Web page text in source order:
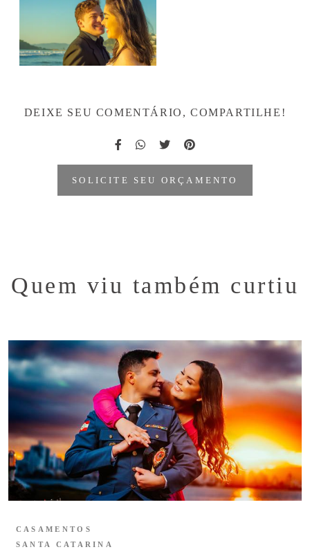
DEIXE SEU COMENTÁRIO, COMPARTILHE!
SOLICITE SEU ORÇAMENTO
Quem viu também curtiu
CASAMENTOS
SANTA CATARINA